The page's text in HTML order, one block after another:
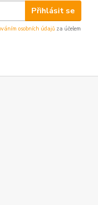
Přihlásit se
osobních údajů za účelem